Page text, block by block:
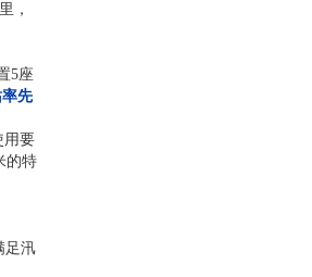
，
5座
先
用要
的特
足汛